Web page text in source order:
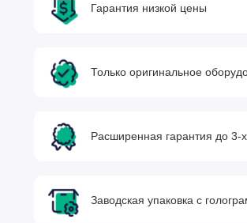
Гарантия низкой цены
Только оригинальное
Расширенная гарантия до 3-
Заводская упаковка с